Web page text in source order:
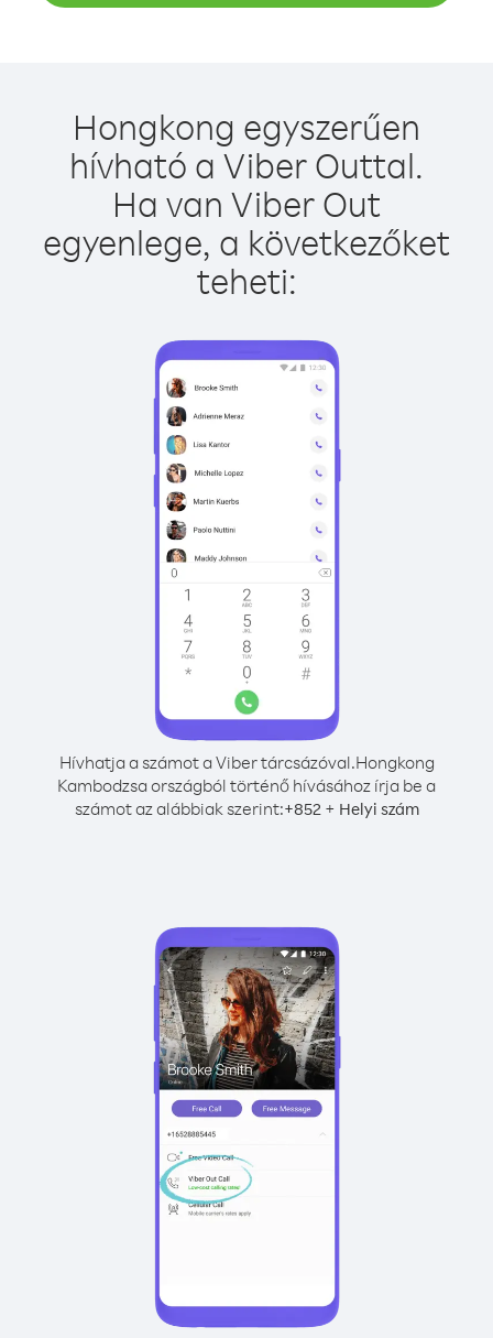
Hongkong egyszerűen
hívható a Viber Outtal.
Ha van Viber Out
egyenlege, a következőket
teheti:
Hívhatja a számot a Viber tárcsázóval.Hongkong
Kambodzsa országból történő hívásához írja be a
számot az alábbiak szerint:+852+ Helyi szám